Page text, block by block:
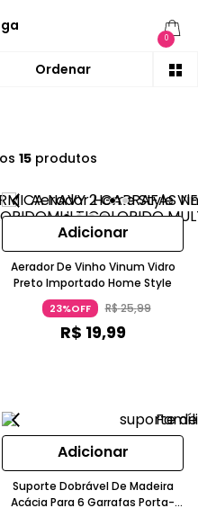
0
15produtos
Adicionar
Aerador De Vinho Vinum Vidro
Preto Importado Home Style
23%OFF R$25,99
R$ 19,99
Adicionar
Suporte Dobrável De Madeira
Acácia Para 6 Garrafas Porta-